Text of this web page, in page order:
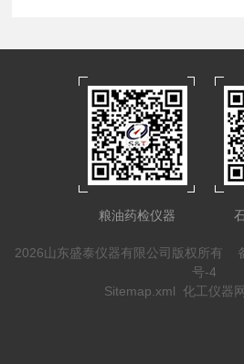
粮油药检仪器
2026山东盛泰仪器有限公司版权所有
号-4
Sitemap.xml 化工仪器